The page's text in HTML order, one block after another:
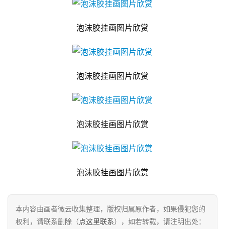
泡沫胶挂画图片欣赏
泡沫胶挂画图片欣赏
泡沫胶挂画图片欣赏
泡沫胶挂画图片欣赏
本内容由画者微云收集整理，版权归属原作者，如果侵犯您的
权利，请联系删除（点这里联系），如若转载，请注明出处：